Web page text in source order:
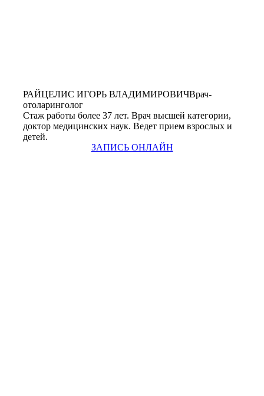
РАЙЦЕЛИС ИГОРЬ ВЛАДИМИРОВИЧВрач-
отоларинголог
Стаж работы более 37 лет. Врач высшей категории,
доктор медицинских наук. Ведет прием взрослых и
детей.
ЗАПИСЬ ОНЛАЙН